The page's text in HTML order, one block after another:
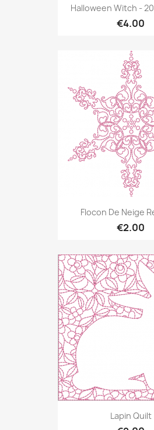
Halloween Witch -
€4.00
Flocon De Neige
€2.00
Lapin Quilt